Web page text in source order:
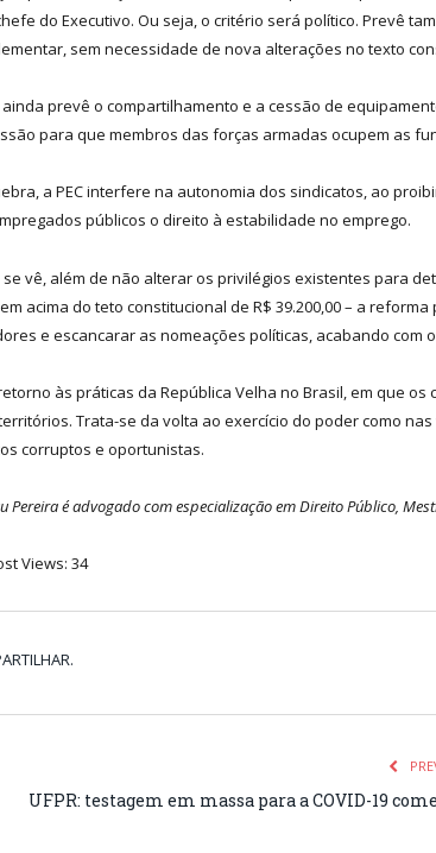
do Executivo. Ou seja, o critério será político. Prevê
sem necessidade de nova alterações no texto
ainda prevê o compartilhamento e a cessão de
para que membros das forças armadas ocupem as
a PEC interfere na autonomia dos sindicatos, ao
públicos o direito à estabilidade no emprego.
se vê, além de não alterar os privilégios existentes para
acima do teto constitucional de R$ 39.200,00 – a
e escancarar as nomeações políticas, acabando com
às práticas da República Velha no Brasil, em que
Trata-se da volta ao exercício do poder como
corruptos e oportunistas.
Pereira é advogado com especialização em Direito Público,
Views: 34
UFPR: testagem em massa para a COVID-19